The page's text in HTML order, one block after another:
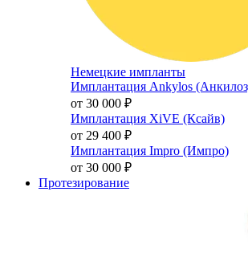
Немецкие импланты
Имплантация Ankylos
от 30 000 ₽
Имплантация XiVE (Ксайв)
от 29 400 ₽
Имплантация Impro (Импро)
от 30 000 ₽
Протезирование